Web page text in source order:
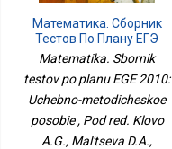
Математика. Сборник
Тестов По Плану ЕГЭ
2010: Учебно-
Методическое Пособие
Matematika. Sbornik
testov po planu EGE 2010:
Uchebno-metodicheskoe
posobie , Pod red. Klovo
A.G., Mal'tseva D.A.,